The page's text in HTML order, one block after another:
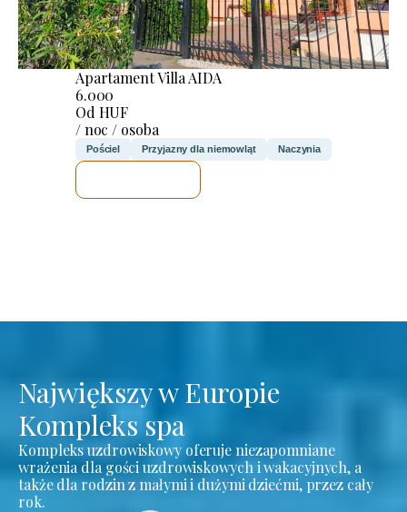
Apartament Villa AIDA
6.000
Od HUF
/ noc / osoba
Pościel Przyjazny dla niemowląt Naczynia
Największy w Europie
Kompleks spa
Kompleks uzdrowiskowy oferuje niezapomniane
wrażenia dla gości uzdrowiskowych i wakacyjnych, a
także dla rodzin z małymi i dużymi dziećmi, przez cały
rok.